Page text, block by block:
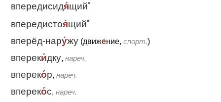
впередисидя́щий*
впередистоя́щий*
вперёд-нару́жу (движе́ние, спорт.)
впереки́дку, нареч.
впереко́р, нареч.
впереко́с, нареч.